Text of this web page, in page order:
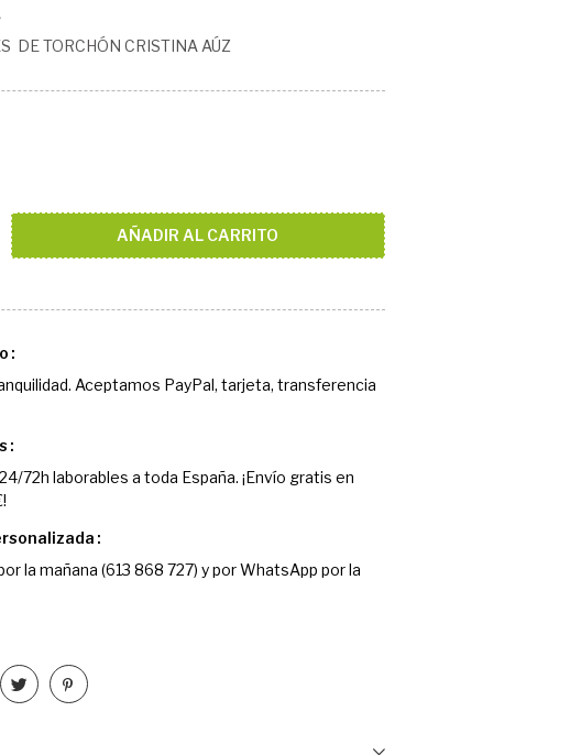
DE TORCHÓN CRISTINA AÚZ
AÑADIR AL CARRITO
Aceptamos PayPal, tarjeta, transferencia
72h laborables a toda España. ¡Envío gratis en
la mañana (613 868 727) y por WhatsApp por la